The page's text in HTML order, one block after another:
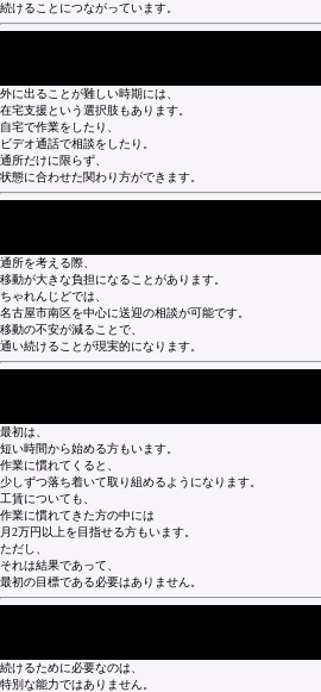
続けることにつながっています。
外に出ることが難しい時期には、
在宅支援という選択肢もあります。
自宅で作業をしたり、
ビデオ通話で相談をしたり。
通所だけに限らず、
状態に合わせた関わり方ができます。
通所を考える際、
移動が大きな負担になることがあります。
ちゃれんじどでは、
名古屋市南区を中心に送迎の相談が可能です。
移動の不安が減ることで、
通い続けることが現実的になります。
最初は、
短い時間から始める方もいます。
作業に慣れてくると、
少しずつ落ち着いて取り組めるようになります。
工賃についても、
作業に慣れてきた方の中には
月2万円以上を目指せる方もいます。
ただし、
それは結果であって、
最初の目標である必要はありません。
続けるために必要なのは、
特別な能力ではありません。